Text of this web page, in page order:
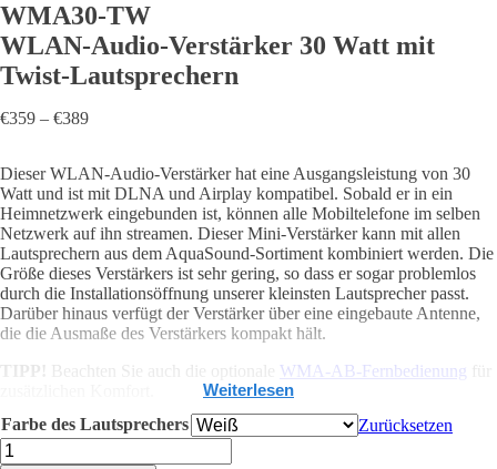
WMA30-TW
WLAN-Audio-Verstärker 30 Watt mit
Twist-Lautsprechern
€359 – €389Preisspanne:
€389
Dieser WLAN-Audio-Verstärker hat eine Ausgangsleistung von 30
Watt und ist mit DLNA und Airplay kompatibel. Sobald er in ein
Heimnetzwerk eingebunden ist, können alle Mobiltelefone im selben
Netzwerk auf ihn streamen. Dieser Mini-Verstärker kann mit allen
Lautsprechern aus dem AquaSound-Sortiment kombiniert werden. Die
Größe dieses Verstärkers ist sehr gering, so dass er sogar problemlos
durch die Installationsöffnung unserer kleinsten Lautsprecher passt.
Darüber hinaus verfügt der Verstärker über eine eingebaute Antenne,
die die Ausmaße des Verstärkers kompakt hält.
TIPP! Beachten Sie auch die optionale WMA-AB-Fernbedienung
Verstärker
Weiterlesen
Farbe des Lautsprechers
Zurücksetzen
WMA30-